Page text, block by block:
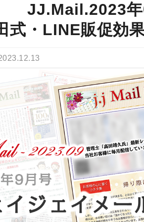
JJ.Mail.2023年
式・LINE販促効